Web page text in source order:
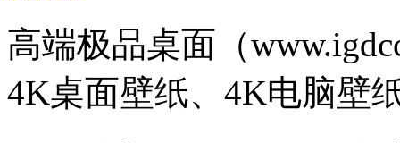
高端极品桌面（
4K桌面壁纸、4K电脑壁